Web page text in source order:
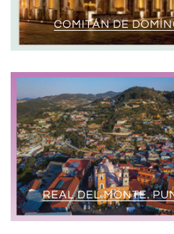
COMITÁN DE
REAL DEL MONTE.